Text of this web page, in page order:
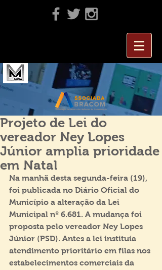
Projeto de Lei do
vereador Ney Lopes
Júnior amplia prioridade
em Natal
Na manhã desta segunda-feira (19),
foi publicada no Diário Oficial do
Município a alteração da Lei
Municipal nº 6.681. A mudança foi
proposta pelo vereador Ney Lopes
Júnior (PSD). Antes a lei instituía
atendimento prioritário em filas nos
estabelecimentos comerciais da